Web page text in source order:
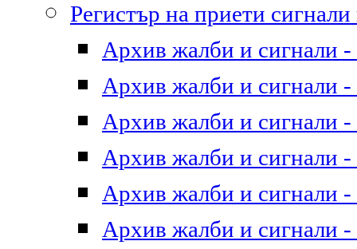
Регистър на приети
Архив жалби и сигнали -
Архив жалби и сигнали -
Архив жалби и сигнали -
Архив жалби и сигнали -
Архив жалби и сигнали -
Архив жалби и сигнали -